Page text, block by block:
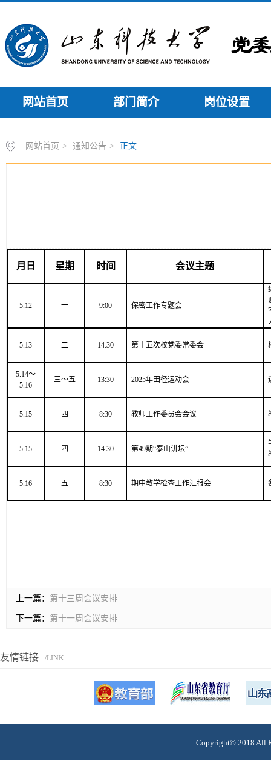
网站首页 部门简介 岗位设置
网站首页 > 通知公告 > 正文
月日 星期 时间 会议主题
5.12 一 9:00 保密工作专题会
5.13 二 14:30 第十五次校党委常委会
5.14～
5.16
三～五 13:30 2025年田径运动会
5.15 四 8:30 教师工作委员会会议
5.15 四 14:30 第49期“泰山讲坛”
5.16 五 8:30 期中教学检查工作汇报会
上一篇： 第十三周会议安排
下一篇： 第十一周会议安排
友情链接 /LINK
Copyright© 2018 All